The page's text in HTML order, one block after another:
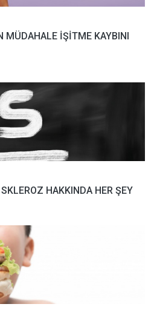
MÜDAHALE İŞİTME KAYBINI
HAKKINDA HER ŞEY